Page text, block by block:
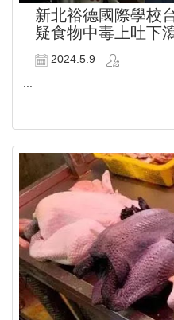
新北裕德國際學校
疑食物中毒上吐下
2024.5.9
...